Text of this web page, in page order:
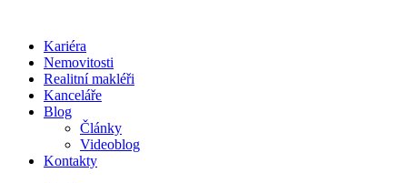
obsahuKariéra
Nemovitosti
Realitní makléři
Kanceláře
Blog
Články
Videoblog
Kontakty